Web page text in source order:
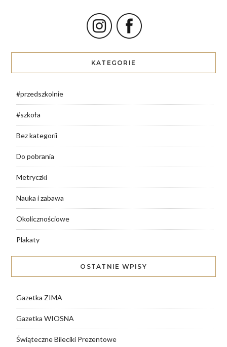
KATEGORIE
#przedszkolnie
#szkoła
Bez kategorii
Do pobrania
Metryczki
Nauka i zabawa
Okolicznościowe
Plakaty
OSTATNIE WPISY
Gazetka ZIMA
Gazetka WIOSNA
Świąteczne Bileciki Prezentowe